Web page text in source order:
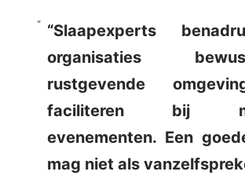
“Slaapexperts
organisaties
rustgevende
faciliteren bij
evenementen. Een
mag niet als